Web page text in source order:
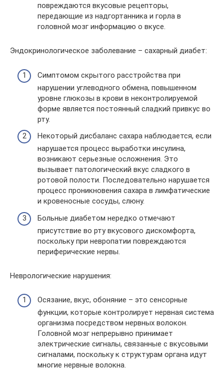
повреждаются вкусовые рецепторы,
передающие из надгортанника и горла в
головной мозг информацию о вкусе.
Эндокринологическое заболевание – сахарный диабет:
Симптомом скрытого расстройства при
нарушении углеводного обмена, повышенном
уровне глюкозы в крови в неконтролируемой
форме является постоянный сладкий привкус во
рту.
Некоторый дисбаланс сахара наблюдается, если
нарушается процесс выработки инсулина,
возникают серьезные осложнения. Это
вызывает патологический вкус сладкого в
ротовой полости. Последовательно нарушается
процесс проникновения сахара в лимфатические
и кровеносные сосуды, слюну.
Больные диабетом нередко отмечают
присутствие во рту вкусового дискомфорта,
поскольку при невропатии повреждаются
периферические нервы.
Неврологические нарушения:
Осязание, вкус, обоняние – это сенсорные
функции, которые контролирует нервная система
организма посредством нервных волокон.
Головной мозг непрерывно принимает
электрические сигналы, связанные с вкусовыми
сигналами, поскольку к структурам органа идут
многие нервные волокна.